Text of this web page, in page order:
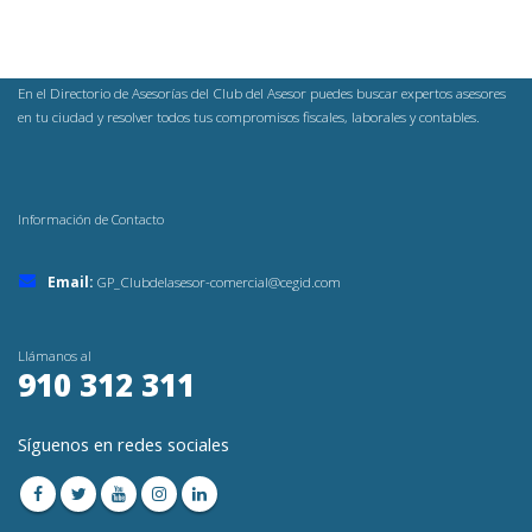
En el Directorio de Asesorías del Club del Asesor puedes buscar expertos asesores
en tu ciudad y resolver todos tus compromisos fiscales, laborales y contables.
Información de Contacto
Email: GP_Clubdelasesor-comercial@cegid.com
Llámanos al
910 312 311
Síguenos en redes sociales